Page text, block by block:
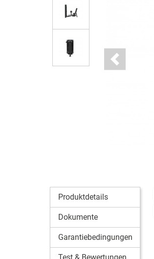
Previous
Produktdetails
Dokumente
Garantiebedingungen
Test & Bewertungen